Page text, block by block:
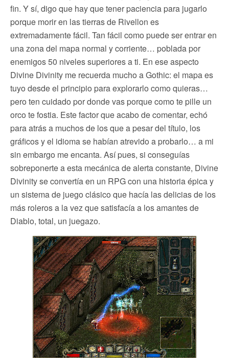
fin. Y sí, digo que hay que tener paciencia para jugarlo
porque morir en las tierras de Rivellon es
extremadamente fácil. Tan fácil como puede ser entrar en
una zona del mapa normal y corriente… poblada por
enemigos 50 niveles superiores a ti. En ese aspecto
Divine Divinity me recuerda mucho a Gothic: el mapa es
tuyo desde el principio para explorarlo como quieras…
pero ten cuidado por donde vas porque como te pille un
orco te fostia. Este factor que acabo de comentar, echó
para atrás a muchos de los que a pesar del título, los
gráficos y el idioma se habían atrevido a probarlo… a mi
sin embargo me encanta. Así pues, si conseguías
sobreponerte a esta mecánica de alerta constante, Divine
Divinity se convertía en un RPG con una historia épica y
un sistema de juego clásico que hacía las delicias de los
más roleros a la vez que satisfacía a los amantes de
Diablo, total, un juegazo.